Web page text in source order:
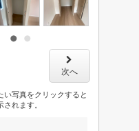
次へ
写真をクリックすると
れます。